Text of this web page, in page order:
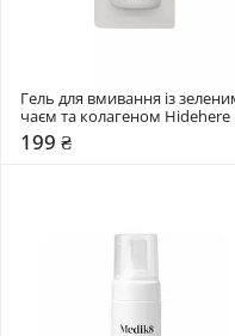
Гель для вмивання із
чаєм та колагеном Hidehere
25 мл
199 ₴